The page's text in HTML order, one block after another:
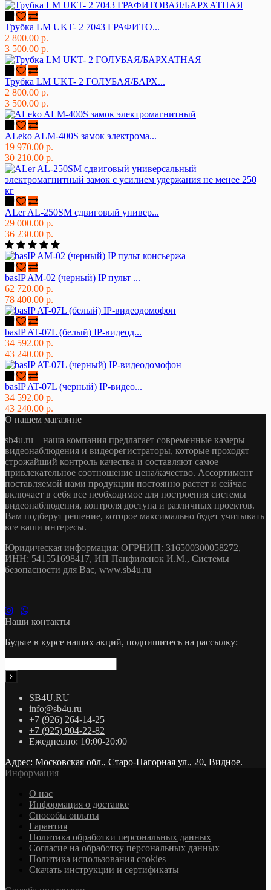
Трубка LM UKT- 2 7043 ГРАФИТО...
2 800.00 р.
3 500.00 р.
Трубка LM UKT- 2 ГОЛУБАЯ/БАРХ...
2 800.00 р.
3 500.00 р.
ALeko ALM-400S замок электрома...
19 970.00 р.
30 210.00 р.
ALer AL-250SM сдвиговый универ...
29 000.00 р.
36 230.00 р.
basIP AM-02 (черный) IP пульт ...
62 720.00 р.
78 400.00 р.
basIP AT-07L (белый) IP-видеод...
34 592.00 р.
43 240.00 р.
basIP AT-07L (черный) IP-видео...
34 592.00 р.
43 240.00 р.
О нашем магазине
sb4u.ru – наша компания предлагает современные камеры
видеонаблюдения и видеорегистраторы, которые проходят
строжайший контроль качества и составляют самое
привлекательное соотношение цена/качество. Ассортимент
поставляемой нами продукции постоянно растет и сейчас
включает в себя все необходимое для построения системы
видеонаблюдения, контроля доступа и различных проектов.
Вам подберут решение, которое максимально будет учитывать
все ваши интересы.
Юридическая информация: ОГРНИП: 316500300058272,
ИНН: 541551698417, ИП Панфиленок И.М., Системы
безопасности для Вас, www.sb4u.ru
Наши контакты
Будьте в курсе наших акций, подпишитесь на рассылку:
SB4U.RU
info@sb4u.ru
+7 (926) 264-14-25
+7 (925) 904-22-82
Ежедневно: 10:00-20:00
Адрес: Московская обл., Старо-Нагорная ул., 20, Видное.
Информация
О нас
Информация о доставке
Cпособы оплаты
Гарантия
Политика обработки персональных данных
Согласие на обработку персональных данных
Политика использования cookies
Скачать инструкции и сертификаты